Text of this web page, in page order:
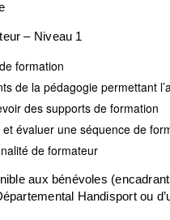
– Niveau 1
formation
de la pédagogie permettant
des supports de formation
et évaluer une séquence de
de formateur
aux bénévoles
Handisport ou